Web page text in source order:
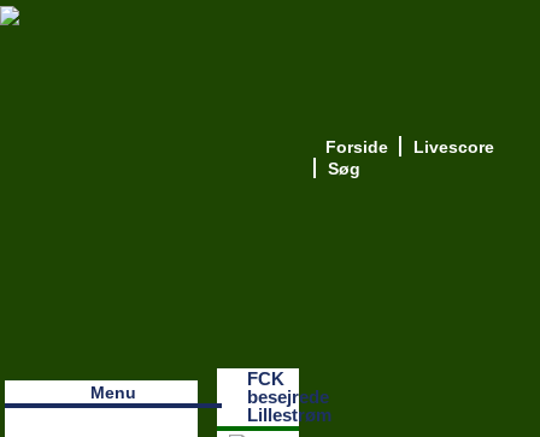
Forside
Livescore
Søg
Menu
FCK
besejrede
Lillestrøm